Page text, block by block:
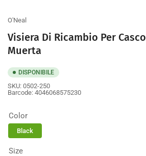
O'Neal
Visiera Di Ricambio Per
Muerta
DISPONIBILE
SKU: 0502-250
Barcode: 4046068575230
Color
Black
Size